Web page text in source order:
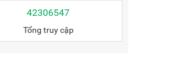
42306547
Tổng truy cập